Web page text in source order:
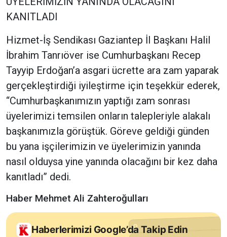
KANITLADI
Hizmet-İş Sendikası Gaziantep İl Başkanı Halil
İbrahim Tanrıöver ise Cumhurbaşkanı Recep
Tayyip Erdoğan’a asgari ücrette ara zam yaparak
gerçekleştirdiği iyileştirme için teşekkür ederek,
“Cumhurbaşkanımızın yaptığı zam sonrası
üyelerimizi temsilen onların talepleriyle alakalı
başkanımızla görüştük. Göreve geldiği günden
bu yana işçilerimizin ve üyelerimizin yanında
nasıl olduysa yine yanında olacağını bir kez daha
kanıtladı” dedi.
Haber Mehmet Ali Zahteroğulları
Haberlerimizi Google’da Takip Edin